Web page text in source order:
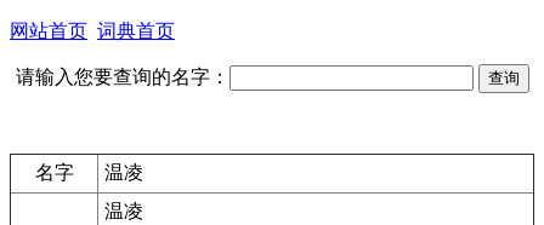
网站首页 词典首页
请输入您要查询的名字：
名字 温凌
温凌